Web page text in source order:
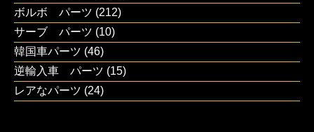
ボルボ パーツ (212)
サーブ パーツ (10)
韓国車パーツ (46)
逆輸入車 パーツ (15)
レアなパーツ (24)